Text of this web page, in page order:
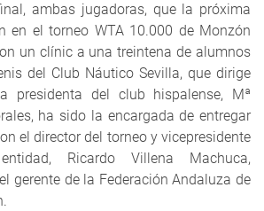
ambas jugadoras, que la próxima
en el torneo WTA 10.000 de Monzón
un clínic a una treintena de alumnos
del Club Náutico Sevilla, que dirige
presidenta del club hispalense, Mª
ha sido la encargada de entregar
el director del torneo y vicepresidente
Ricardo Villena Machuca,
gerente de la Federación Andaluza de